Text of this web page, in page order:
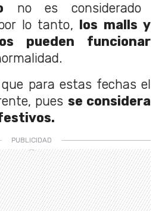
no es considerado
lo tanto, los malls y
pueden funcionar
para estas fechas el
pues se considera